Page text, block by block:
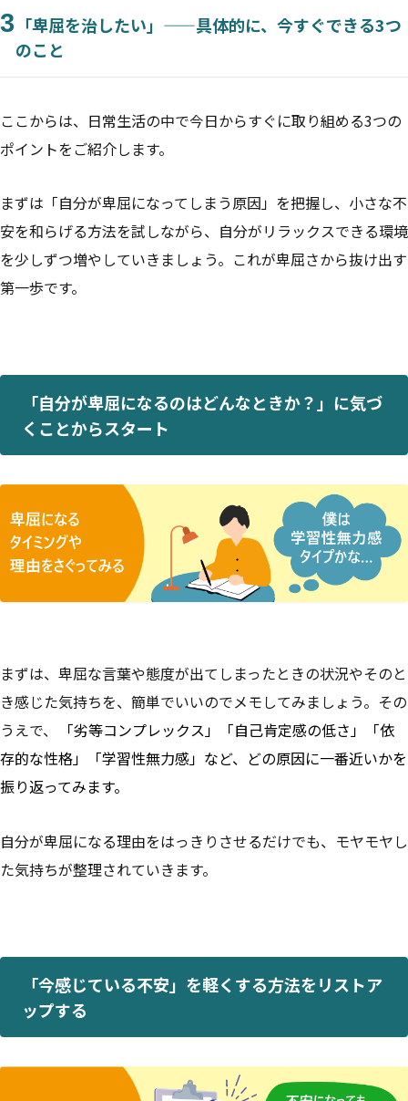
3 「卑屈を治したい」——具体的に、今すぐできる3つ
のこと
ここからは、日常生活の中で今日からすぐに取り組める3つの
ポイントをご紹介します。
まずは「自分が卑屈になってしまう原因」を把握し、小さな不
安を和らげる方法を試しながら、自分がリラックスできる環境
を少しずつ増やしていきましょう。これが卑屈さから抜け出す
第一歩です。
「自分が卑屈になるのはどんなときか？」に気づ
くことからスタート
まずは、卑屈な言葉や態度が出てしまったときの状況やそのと
き感じた気持ちを、簡単でいいのでメモしてみましょう。その
うえで、
「劣等コンプレックス」「自己肯定感の低さ」「依
存的な性格」「学習性無力感」など、どの原因に一番近いかを
振り返ってみます。
自分が卑屈になる理由をはっきりさせるだけでも、モヤモヤし
た気持ちが整理されていきます。
「今感じている不安」を軽くする方法をリストア
ップする